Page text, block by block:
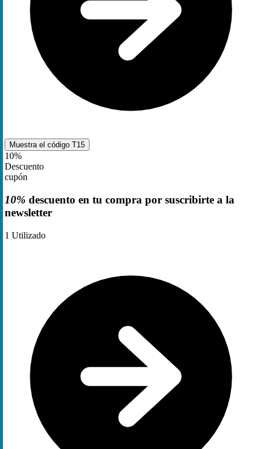
Muestra el código T15
10%
Descuento
cupón
10% descuento en tu compra por suscribirte a la
newsletter
1 Utilizado